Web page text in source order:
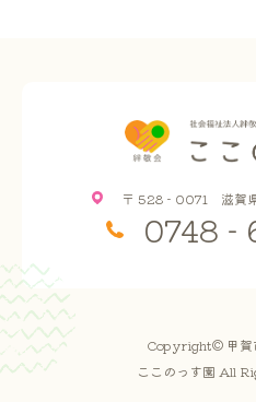
0748 -
〒 528 - 0071 滋賀
Copyright© 甲賀
ここのっす園 All